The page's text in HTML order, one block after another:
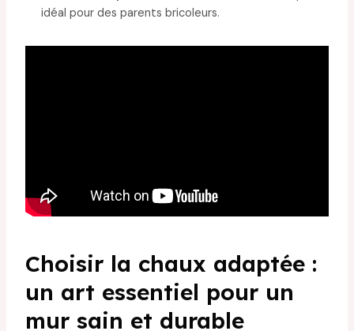
idéal pour des parents bricoleurs.
Choisir la chaux adaptée :
un art essentiel pour un
mur sain et durable